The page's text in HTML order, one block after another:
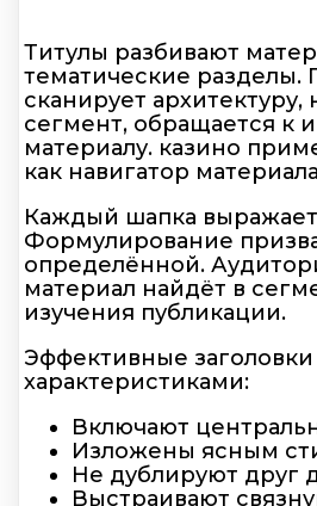
Титулы разбивают
тематические разделы.
сканирует
сегмент, обращается к
материалу. казино
как навигатор
Каждый шапка выражает
Формулирование
определённой.
материал найдёт в
изучения публикации.
Эффективные заголовки
характеристиками:
Включают
Изложены ясным
Не дублируют друг
Выстраивают